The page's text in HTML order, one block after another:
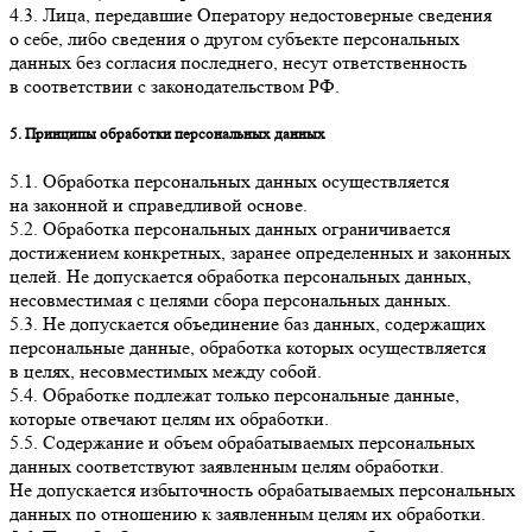
4.3. Лица, передавшие Оператору недостоверные сведения
о себе, либо сведения о другом субъекте персональных
данных без согласия последнего, несут ответственность
в соответствии с законодательством РФ.
5. Принципы обработки персональных данных
5.1. Обработка персональных данных осуществляется
на законной и справедливой основе.
5.2. Обработка персональных данных ограничивается
достижением конкретных, заранее определенных и законных
целей. Не допускается обработка персональных данных,
несовместимая с целями сбора персональных данных.
5.3. Не допускается объединение баз данных, содержащих
персональные данные, обработка которых осуществляется
в целях, несовместимых между собой.
5.4. Обработке подлежат только персональные данные,
которые отвечают целям их обработки.
5.5. Содержание и объем обрабатываемых персональных
данных соответствуют заявленным целям обработки.
Не допускается избыточность обрабатываемых персональных
данных по отношению к заявленным целям их обработки.